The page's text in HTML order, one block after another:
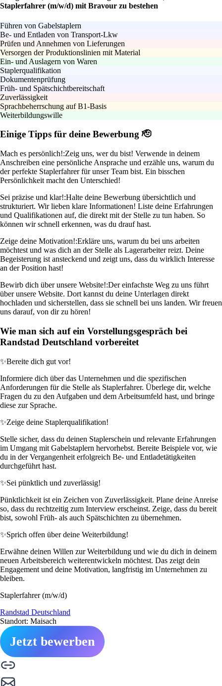
Staplerfahrer (m/w/d) mit Bravour zu bestehen
Führen von Gabelstaplern
Be- und Entladen von Transport-Lkw
Prüfen und Annehmen von Lieferungen
Versorgen der Produktionslinien mit Material
Ein- und Auslagern von Waren
Staplerqualifikation
Dokumentenprüfung
Früh- und Spätschichtbereitschaft
Zuverlässigkeit
Sprachbeherrschung auf B1-Basis
Weiterbildungswille
Einige Tipps für deine Bewerbung 🫡
Mach es persönlich!:Zeig uns, wer du bist! Verwende in deinem
Anschreiben eine persönliche Ansprache und erzähle uns, warum du
der perfekte Staplerfahrer für unser Team bist. Ein bisschen
Persönlichkeit macht den Unterschied!
Sei präzise und klar!:Halte deine Bewerbung übersichtlich und
strukturiert. Wir lieben klare Informationen! Liste deine Erfahrungen
und Qualifikationen auf, die direkt mit der Stelle zu tun haben. So
können wir schnell erkennen, was du drauf hast.
Zeige deine Motivation!:Erkläre uns, warum du bei uns arbeiten
möchtest und was dich an der Stelle als Lagerarbeiter reizt. Deine
Begeisterung ist ansteckend und zeigt uns, dass du wirklich Interesse
an der Position hast!
Bewirb dich über unsere Website!:Der einfachste Weg zu uns führt
über unsere Website. Dort kannst du deine Unterlagen direkt
hochladen und sicherstellen, dass sie schnell bei uns landen. Wir freuen
uns darauf, von dir zu hören!
Wie man sich auf ein Vorstellungsgespräch bei
Randstad Deutschland vorbereitet
✨Bereite dich gut vor!
Informiere dich über das Unternehmen und die spezifischen
Anforderungen für die Stelle als Staplerfahrer. Überlege dir, welche
Fragen du zu den Aufgaben und dem Arbeitsumfeld hast, und bringe
diese zur Sprache.
✨Zeige deine Staplerqualifikation!
Stelle sicher, dass du deinen Staplerschein und relevante Erfahrungen
im Umgang mit Gabelstaplern hervorhebst. Bereite Beispiele vor, wie
du in der Vergangenheit erfolgreich Be- und Entladetätigkeiten
durchgeführt hast.
✨Sei pünktlich und zuverlässig!
Pünktlichkeit ist ein Zeichen von Zuverlässigkeit. Plane deine Anreise
so, dass du rechtzeitig zum Interview erscheinst. Zeige, dass du bereit
bist, sowohl Früh- als auch Spätschichten zu übernehmen.
✨Sprich offen über deine Weiterbildung!
Erwähne deinen Willen zur Weiterbildung und wie du dich in deinem
neuen Arbeitsbereich weiterentwickeln möchtest. Das zeigt dein
Engagement und deine Motivation, langfristig im Unternehmen zu
bleiben.
Staplerfahrer (m/w/d)
Randstad Deutschland
Standort: Maisach
Jetzt bewerben